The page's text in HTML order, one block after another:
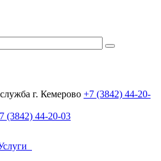
г. Кемерово +7 (3842) 44-20-
(3842) 44-20-03